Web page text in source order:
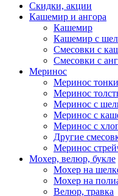
Скидки, акции
Кашемир и ангора
Кашемир
Кашемир с
Смесовки с
Смесовки с
Меринос
Меринос
Меринос
Меринос с
Меринос с
Меринос с
Другие
Меринос
Мохер, велюр, букле
Мохер на
Мохер на
Велюр, травка